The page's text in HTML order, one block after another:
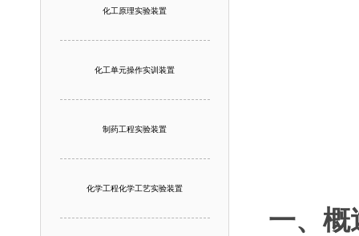
化工原理实验装置
化工单元操作实训装置
制药工程实验装置
化学工程化学工艺实验装置
一、概